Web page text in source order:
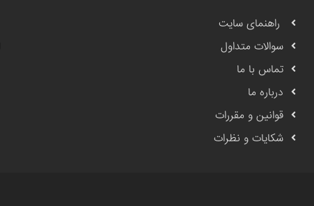
راهنمای سایت
سوالات متداول
تماس با ما
درباره ما
قوانین و مقررات
شکایات و نظرات